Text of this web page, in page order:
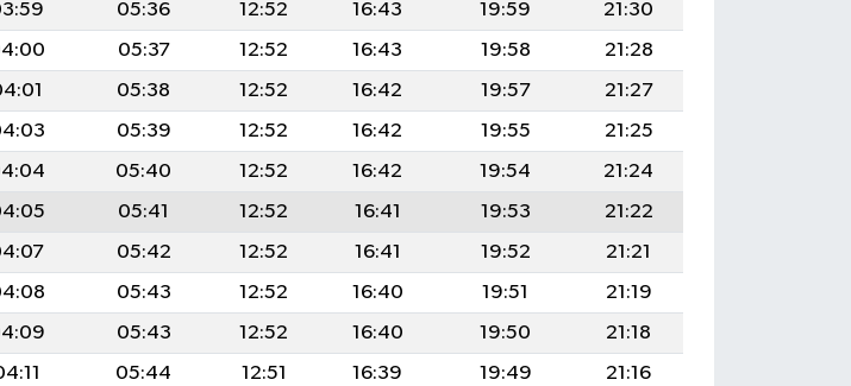
05:36 12:52 16:43 19:59
21:30
05:37 12:52 16:43 19:58
21:28
05:38 12:52 16:42 19:57
21:27
05:39 12:52 16:42 19:55
21:25
05:40 12:52 16:42 19:54
21:24
05:41 12:52 16:41 19:53
21:22
05:42 12:52 16:41 19:52
21:21
05:43 12:52 16:40 19:51
21:19
05:43 12:52 16:40 19:50
21:18
05:44 12:51 16:39 19:49
21:16